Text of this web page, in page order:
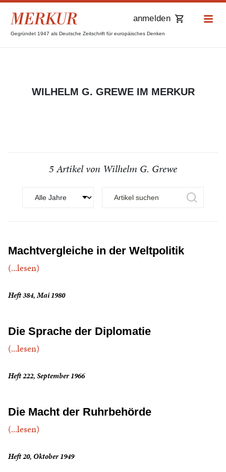
Gegründet 1947 als Deutsche Zeitschrift für europäisches Denken
anmelden
WILHELM G. GREWE IM MERKUR
5 Artikel von Wilhelm G. Grewe
Machtvergleiche in der Weltpolitik
(...lesen)
Heft 384, Mai 1980
Die Sprache der Diplomatie
(...lesen)
Heft 222, September 1966
Die Macht der Ruhrbehörde
(...lesen)
Heft 20, Oktober 1949